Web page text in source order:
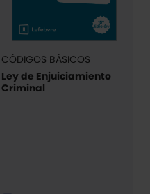
CÓDIGOS BÁSICOS
Ley de Enjuiciamiento
Criminal